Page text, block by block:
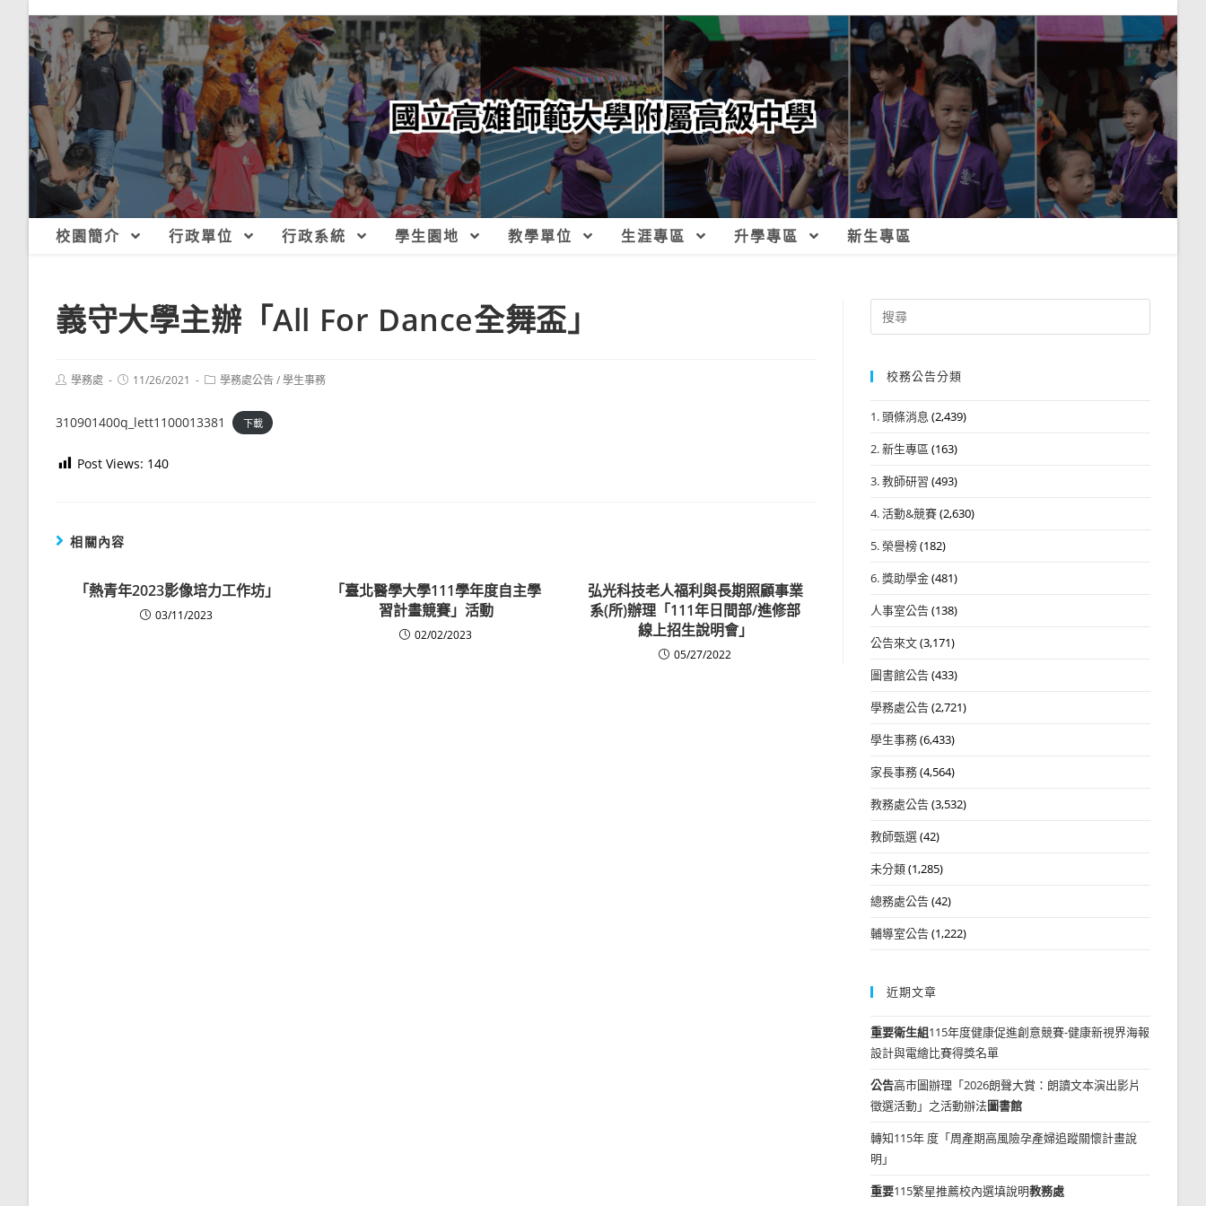
校園簡介 行政單位 行政系統 學生園地 教學單位 生涯專區 升學專區 新生專區
義守大學主辦「All For Dance全舞盃」
Post學務處
Post11/26/2021
Post學務處公告/學生事務
310901400q_lett1100013381 下載
Post Views: 140
相關內容
「熱青年2023影像培力工作坊」
03/11/2023
「臺北醫學大學111學年度自主學
習計畫競賽」活動
02/02/2023
弘光科技老人福利與長期照顧事業
系(所)辦理「111年日間部/進修部
線上招生說明會」
05/27/2022
Search
for:
校務公告分類
1. 頭條消息 (2,439)
2. 新生專區 (163)
3. 教師研習 (493)
4. 活動&競賽(2,630)
5. 榮譽榜(182)
6. 獎助學金(481)
人事室公告(138)
公告來文(3,171)
圖書館公告(433)
學務處公告(2,721)
學生事務(6,433)
家長事務(4,564)
教務處公告(3,532)
教師甄選(42)
未分類(1,285)
總務處公告(42)
輔導室公告(1,222)
近期文章
重要衛生組115年度健康促進創意競賽-健康新視界海報
設計與電繪比賽得獎名單
公告高市圖辦理「2026朗聲大賞：朗讀文本演出影片
徵選活動」之活動辦法圖書館
轉知115年 度「周產期高風險孕產婦追蹤關懷計畫說
明」
重要115繁星推薦校內選填說明教務處